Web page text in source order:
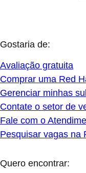
Gostaria de:
Avaliação gratuita
Comprar uma Red
Gerenciar minhas
Contate o setor de
Fale com o
Pesquisar vagas na
Quero encontrar: